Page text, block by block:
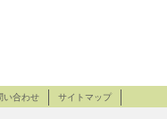
い合わせ サイトマップ